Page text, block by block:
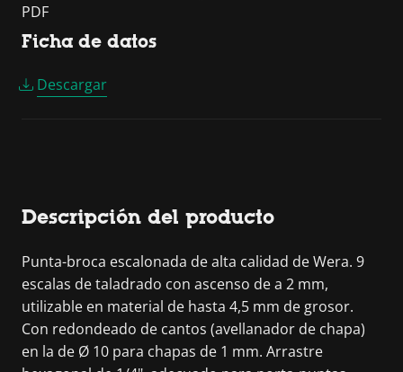
PDF
Ficha de datos
Descargar
Descripción del producto
Punta-broca escalonada de alta calidad de Wera. 9
escalas de taladrado con ascenso de a 2 mm,
utilizable en material de hasta 4,5 mm de grosor.
Con redondeado de cantos (avellanador de chapa)
en la de Ø 10 para chapas de 1 mm. Arrastre